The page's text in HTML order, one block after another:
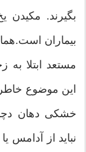
بگیرند. مكیدن
بیماران
مستعد ابتلا به
این موضوع
خشكی دهان
نباید از آدامس‌